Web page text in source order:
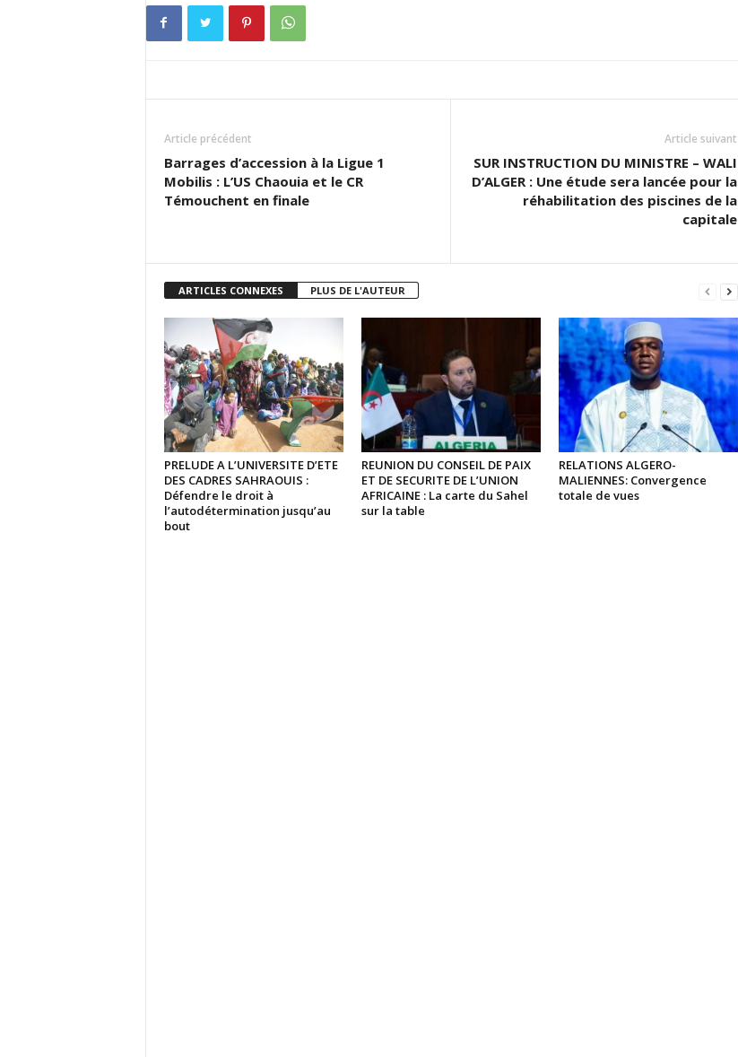
Article précédent
Barrages d’accession à la Ligue 1
Mobilis : L’US Chaouia et le CR
Témouchent en finale
Article suivant
SUR INSTRUCTION DU MINISTRE – WALI
D’ALGER : Une étude sera lancée pour la
réhabilitation des piscines de la
capitale
ARTICLES CONNEXES PLUS DE L'AUTEUR
PRELUDE A L’UNIVERSITE D’ETE
DES CADRES SAHRAOUIS :
Défendre le droit à
l’autodétermination jusqu’au
bout
REUNION DU CONSEIL DE PAIX
ET DE SECURITE DE L’UNION
AFRICAINE : La carte du Sahel
sur la table
RELATIONS ALGERO-
MALIENNES: Convergence
totale de vues